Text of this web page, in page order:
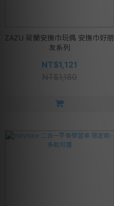
ZAZU 荷蘭安撫巾玩偶 安撫巾好朋
友系列
NT$1,121
NT$1,180